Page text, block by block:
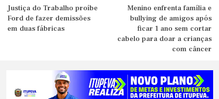
Justiça do Trabalho proíbe
Ford de fazer demissões
em duas fábricas
Menino enfrenta família e
bullying de amigos após
ficar 1 ano sem cortar
cabelo para doar a crianças
com câncer